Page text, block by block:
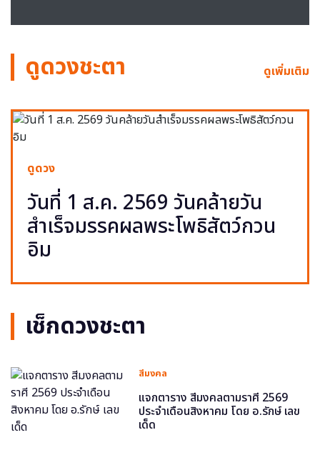
ดูดวงชะตา ดูเพิ่มเติม
ดูดวง
วันที่ 1 ส.ค. 2569 วันคล้ายวัน
สำเร็จมรรคผลพระโพธิสัตว์กวน
อิม
เช็กดวงชะตา
สีมงคล
แจกตาราง สีมงคลตามราศี 2569
ประจำเดือนสิงหาคม โดย อ.รักษ์ เลข
เด็ด